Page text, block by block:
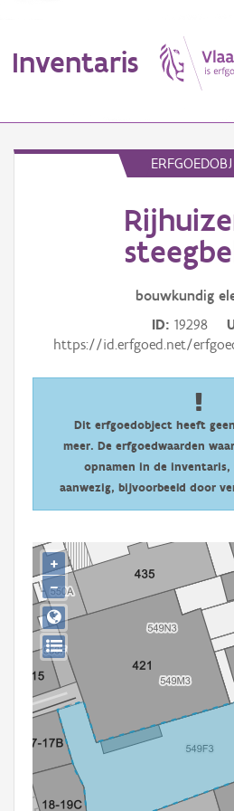
Inventaris
Gebeurtenis
Downloads
Hergebruik
bouwkundig
ID 19298
https://id.erfgoed.net/
Dit erfgoedobject heeft
meer. De erfgoedwaarden
opnamen in de
aanwezig, bijvoorbeeld door
+
−